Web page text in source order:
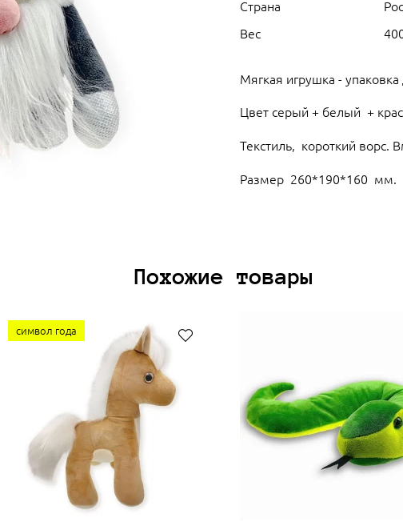
Страна
Вес
Мягкая игрушка -
Цвет серый + белый +
Текстиль, короткий ворс.
Размер 260*190*160 мм.
Похожие товары
символ года